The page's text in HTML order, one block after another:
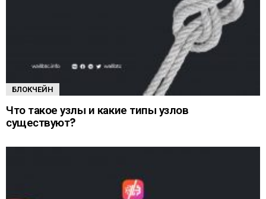
БЛОКЧЕЙН
Что такое узлы и какие типы узлов
существуют?